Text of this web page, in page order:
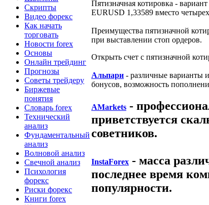
Скрипты
Видео форекс
Как начать
торговать
Новости forex
Основы
Онлайн трейдинг
Прогнозы
Советы трейдеру
Биржевые
понятия
Словарь forex
Технический
анализ
Фундаментальный
анализ
Волновой анализ
Свечной анализ
Психология
форекс
Риски форекс
Книги forex
Пятизначная котировка -
EURUSD 1,33589 вместо
Преимущества пятизначной
при выставлении стоп ордеров.
Открыть счет с пятизначной
Альпари - различные варианты
бонусов, возможность
AMarkets -
приветствуется
советников.
InstaForex - масса
последнее время
популярности.